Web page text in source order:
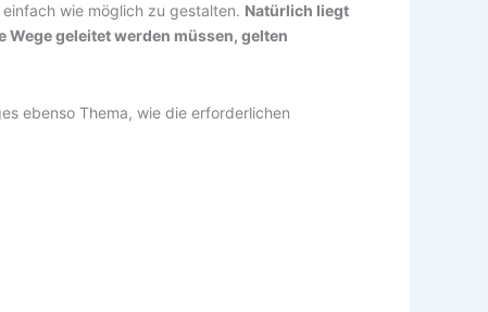
wie möglich zu gestalten. Natürlich liegt
geleitet werden müssen, gelten
ebenso Thema, wie die erforderlichen